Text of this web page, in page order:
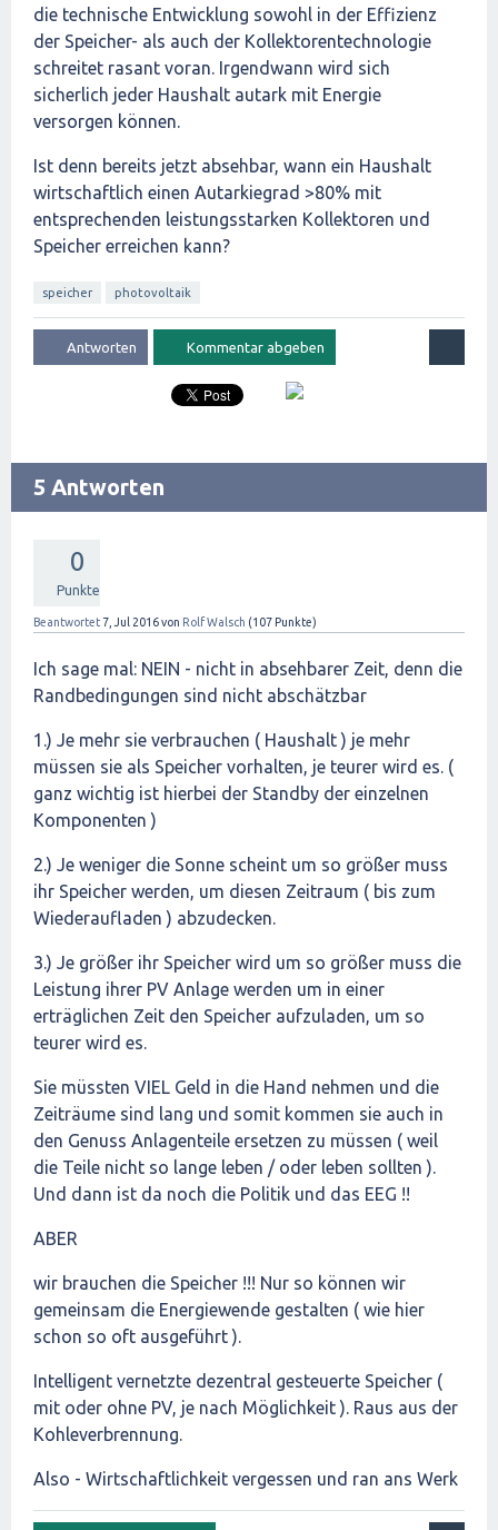
die technische Entwicklung sowohl in der Effizienz
der Speicher- als auch der Kollektorentechnologie
schreitet rasant voran. Irgendwann wird sich
sicherlich jeder Haushalt autark mit Energie
versorgen können.
Ist denn bereits jetzt absehbar, wann ein Haushalt
wirtschaftlich einen Autarkiegrad >80% mit
entsprechenden leistungsstarken Kollektoren und
Speicher erreichen kann?
speicher photovoltaik
5 Antworten
0
Punkte
Beantwortet7, Jul 2016von Rolf Walsch (107 Punkte)
Ich sage mal: NEIN - nicht in absehbarer Zeit, denn die
Randbedingungen sind nicht abschätzbar
1.) Je mehr sie verbrauchen ( Haushalt ) je mehr
müssen sie als Speicher vorhalten, je teurer wird es. (
ganz wichtig ist hierbei der Standby der einzelnen
Komponenten )
2.) Je weniger die Sonne scheint um so größer muss
ihr Speicher werden, um diesen Zeitraum ( bis zum
Wiederaufladen ) abzudecken.
3.) Je größer ihr Speicher wird um so größer muss die
Leistung ihrer PV Anlage werden um in einer
erträglichen Zeit den Speicher aufzuladen, um so
teurer wird es.
Sie müssten VIEL Geld in die Hand nehmen und die
Zeiträume sind lang und somit kommen sie auch in
den Genuss Anlagenteile ersetzen zu müssen ( weil
die Teile nicht so lange leben / oder leben sollten ).
Und dann ist da noch die Politik und das EEG !!
ABER
wir brauchen die Speicher !!! Nur so können wir
gemeinsam die Energiewende gestalten ( wie hier
schon so oft ausgeführt ).
Intelligent vernetzte dezentral gesteuerte Speicher (
mit oder ohne PV, je nach Möglichkeit ). Raus aus der
Kohleverbrennung.
Also - Wirtschaftlichkeit vergessen und ran ans Werk